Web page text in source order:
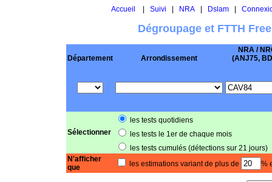
Accueil Suivi NRA| Dslam|
Dégroupage et FTTH
Département Arrondissement
NRA /
(ANJ75,
Sélectionner
les tests quotidiens
les tests le 1er de chaque mois
les tests cumulés (détections sur 21 jours)
N'afficher
que
les estimations variant de plus de %